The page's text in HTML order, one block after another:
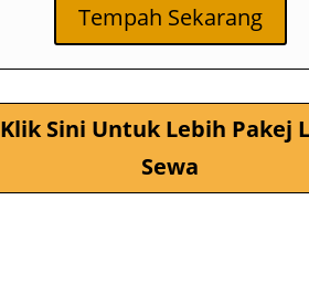
Tempah Sekarang
Klik Sini Untuk Lebih Pakej
Sewa